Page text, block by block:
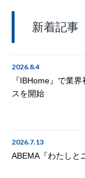
新着記事
2026.8.4
『IBHome』で業
スを開始
2026.7.13
ABEMA『わたしと